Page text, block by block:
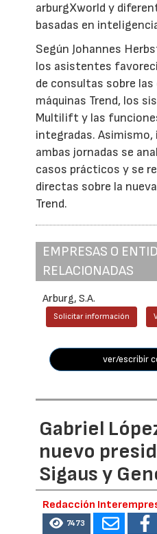
arburgXworld y
basadas en
Según Johannes
los asistentes
de consultas sobre las
máquinas Trend, los
Multilift y las
integradas. Asimismo,
ambas jornadas se
casos prácticos y se
directas sobre la
Trend.
EMPRESAS O
RELACIONADAS
Arburg, S.A.
Solicitar información
ver/escribir
Gabriel
nuevo
Sigaus y
Redacción
7473